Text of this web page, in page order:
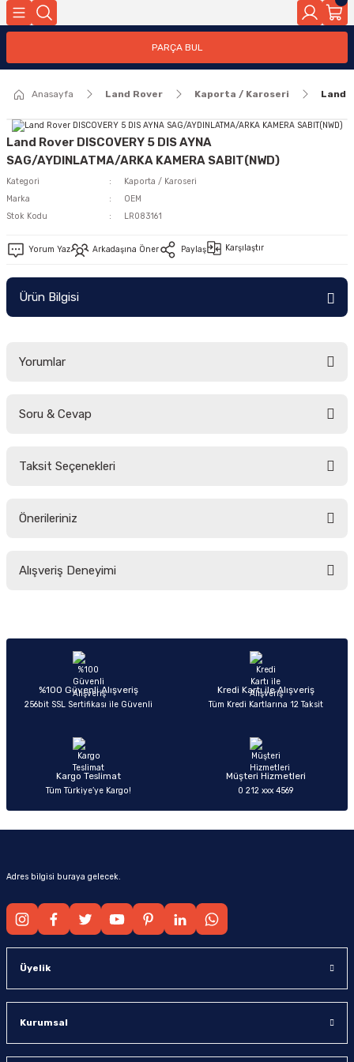
PARÇA BUL
Anasayfa Land Rover Kaporta / Karoseri Land
Land Rover DISCOVERY 5 DIS AYNA
SAG/AYDINLATMA/ARKA KAMERA SABIT(NWD)
Kategori
Kaporta / Karoseri
Marka
OEM
Stok Kodu
LR083161
Yorum Yaz Arkadaşına Öner Paylaş Karşılaştır
Ürün Bilgisi
Yorumlar
Soru & Cevap
Taksit Seçenekleri
Önerileriniz
yetersiz gördüğünüz noktaları öneri formunu kullanarak tarafımıza
Ürün açıklamasında eksik bilgiler bulunuyor.
Ürün bilgilerinde hatalar bulunuyor.
Ürün fiyatı diğer sitelerden daha pahalı.
Alışveriş Deneyimi
Sitemize ilk yorumu siz yapın!
%100 Güvenli Alışveriş
256bit SSL Sertifikası ile Güvenli
Kredi Kartı ile Alışveriş
Tüm Kredi Kartlarına 12 Taksit
Kargo Teslimat
Tüm Türkiye’ye Kargo!
Müşteri Hizmetleri
0 212 xxx 4569
Adres bilgisi buraya gelecek.
Üyelik
Kurumsal